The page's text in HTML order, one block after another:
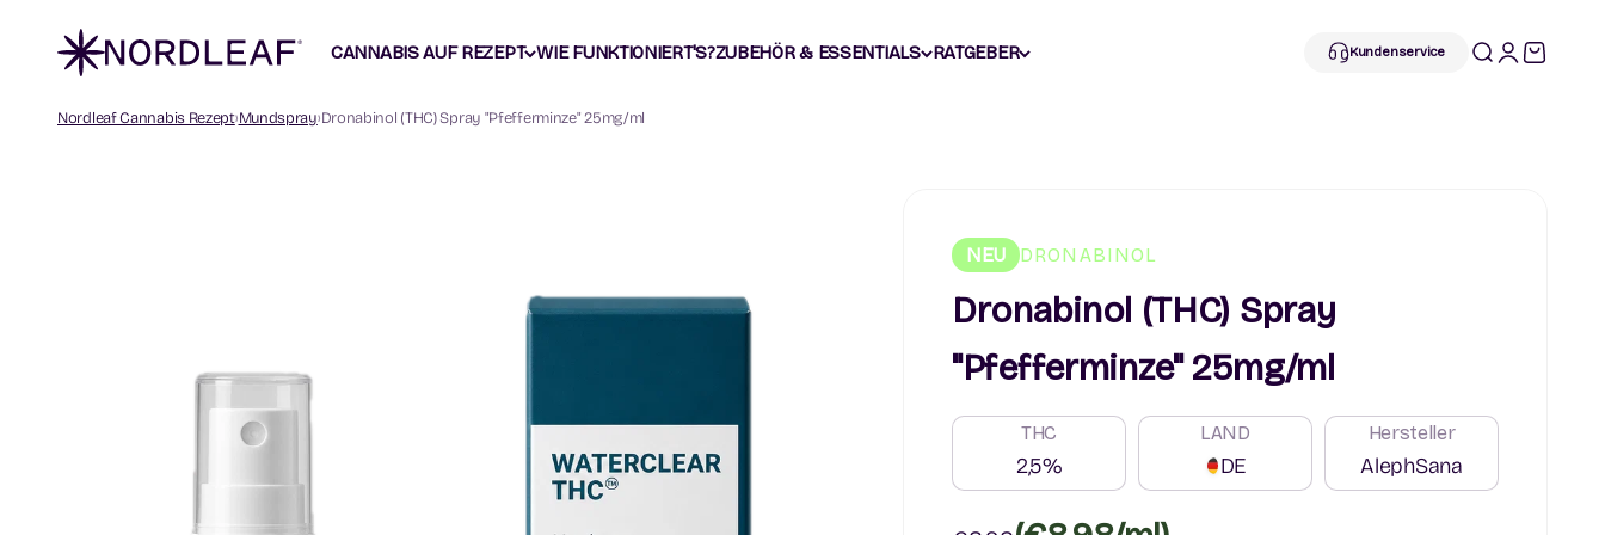
CANNABIS AUF REZEPT WIE FUNKTIONIERT'S?ZUBEHÖR & ESSENTIALS RATGEBER
Nordleaf Kundenservice Suche öffnen
Nordleaf Cannabis Rezept Mundspray Dronabinol (THC) Spray "Pfefferminze" 25mg/ml
NEU DRONABINOL
Dronabinol (THC) Spray
"Pfefferminze" 25mg/ml
THC
2,5%
LAND
DE
Hersteller
AlephSana